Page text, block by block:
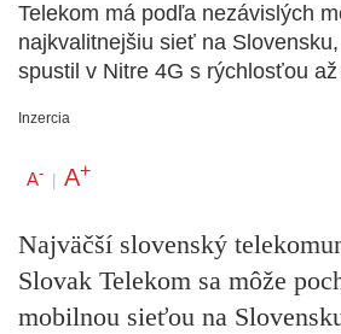
Telekom má podľa nezávislých
najkvalitnejšiu sieť na
spustil v Nitre 4G s rýchlosťou
Inzercia
A- | A+
Najväčší slovenský
Slovak Telekom sa môže
mobilnou sieťou na